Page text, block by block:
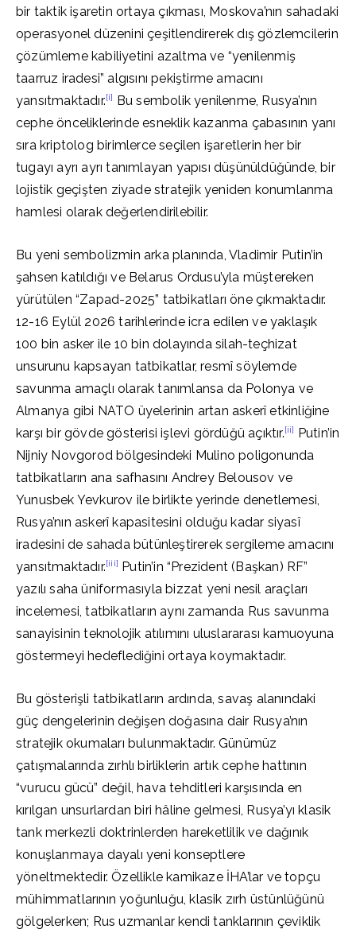
bir taktik işaretin ortaya çıkması, Moskova’nın sahadaki
operasyonel düzenini çeşitlendirerek dış gözlemcilerin
çözümleme kabiliyetini azaltma ve “yenilenmiş
taarruz iradesi” algısını pekiştirme amacını
yansıtmaktadır.[i] Bu sembolik yenilenme, Rusya’nın
cephe önceliklerinde esneklik kazanma çabasının yanı
sıra kriptolog birimlerce seçilen işaretlerin her bir
tugayı ayrı ayrı tanımlayan yapısı düşünüldüğünde, bir
lojistik geçişten ziyade stratejik yeniden konumlanma
hamlesi olarak değerlendirilebilir.
Bu yeni sembolizmin arka planında, Vladimir Putin’in
şahsen katıldığı ve Belarus Ordusu’yla müştereken
yürütülen “Zapad-2025” tatbikatları öne çıkmaktadır.
12-16 Eylül 2026 tarihlerinde icra edilen ve yaklaşık
100 bin asker ile 10 bin dolayında silah-teçhizat
unsurunu kapsayan tatbikatlar, resmî söylemde
savunma amaçlı olarak tanımlansa da Polonya ve
Almanya gibi NATO üyelerinin artan askerî etkinliğine
karşı bir gövde gösterisi işlevi gördüğü açıktır.[ii] Putin’in
Nijniy Novgorod bölgesindeki Mulino poligonunda
tatbikatların ana safhasını Andrey Belousov ve
Yunusbek Yevkurov ile birlikte yerinde denetlemesi,
Rusya’nın askerî kapasitesini olduğu kadar siyasî
iradesini de sahada bütünleştirerek sergileme amacını
yansıtmaktadır.[iii] Putin’in “Prezident (Başkan) RF”
yazılı saha üniformasıyla bizzat yeni nesil araçları
incelemesi, tatbikatların aynı zamanda Rus savunma
sanayisinin teknolojik atılımını uluslararası kamuoyuna
göstermeyi hedeflediğini ortaya koymaktadır.
Bu gösterişli tatbikatların ardında, savaş alanındaki
güç dengelerinin değişen doğasına dair Rusya’nın
stratejik okumaları bulunmaktadır. Günümüz
çatışmalarında zırhlı birliklerin artık cephe hattının
“vurucu gücü” değil, hava tehditleri karşısında en
kırılgan unsurlardan biri hâline gelmesi, Rusya’yı klasik
tank merkezli doktrinlerden hareketlilik ve dağınık
konuşlanmaya dayalı yeni konseptlere
yöneltmektedir. Özellikle kamikaze İHA’lar ve topçu
mühimmatlarının yoğunluğu, klasik zırh üstünlüğünü
gölgelerken; Rus uzmanlar kendi tanklarının çeviklik